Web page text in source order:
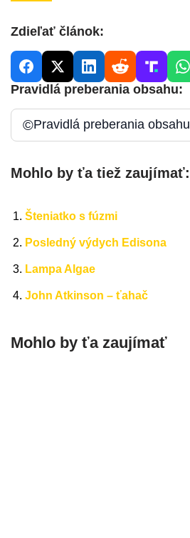
Zdieľať článok:
Pravidlá preberania obsahu:
©Pravidlá preberania obsahu
Mohlo by ťa tiež zaujímať:
Šteniatko s fúzmi
Posledný výdych Edisona
Lampa Algae
John Atkinson – ťahač
Mohlo by ťa zaujímať